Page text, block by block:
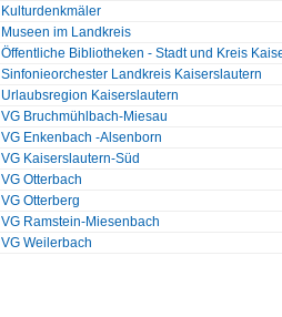
Kulturdenkmäler
Museen im Landkreis
Öffentliche Bibliotheken - Stadt und Kreis
Sinfonieorchester Landkreis Kaiserslautern
Urlaubsregion Kaiserslautern
VG Bruchmühlbach-Miesau
VG Enkenbach -Alsenborn
VG Kaiserslautern-Süd
VG Otterbach
VG Otterberg
VG Ramstein-Miesenbach
VG Weilerbach